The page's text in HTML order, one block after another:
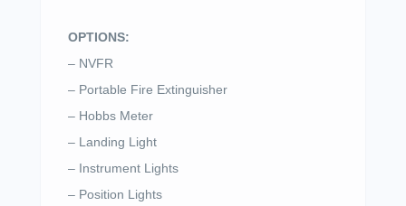
OPTIONS:
– NVFR
– Portable Fire Extinguisher
– Hobbs Meter
– Landing Light
– Instrument Lights
– Position Lights